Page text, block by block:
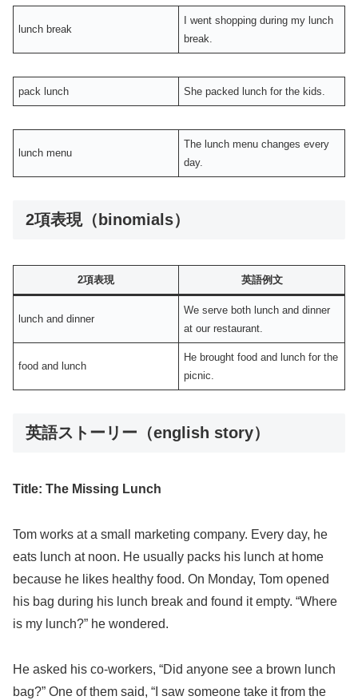
lunch break
I went shopping during my lunch
break.
pack lunch She packed lunch for the kids.
lunch menu
The lunch menu changes every
day.
2項表現（binomials）
2項表現 英語例文
lunch and dinner
We serve both lunch and dinner
at our restaurant.
food and lunch
He brought food and lunch for the
picnic.
英語ストーリー（english story）
Title: The Missing Lunch
Tom works at a small marketing company. Every day, he
eats lunch at noon. He usually packs his lunch at home
because he likes healthy food. On Monday, Tom opened
his bag during his lunch break and found it empty. “Where
is my lunch?” he wondered.
He asked his co-workers, “Did anyone see a brown lunch
bag?” One of them said, “I saw someone take it from the